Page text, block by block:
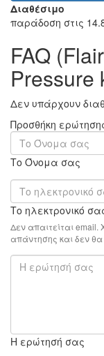
Διαθέσιμο
παράδοση στις
FAQ
Pressure
Δεν υπάρχουν
Προσθήκη
Το Όνομα σας
Το ηλεκτρονικό
Δεν απαιτείται email.
απάντησης και δεν θα
Η ερώτησή σας